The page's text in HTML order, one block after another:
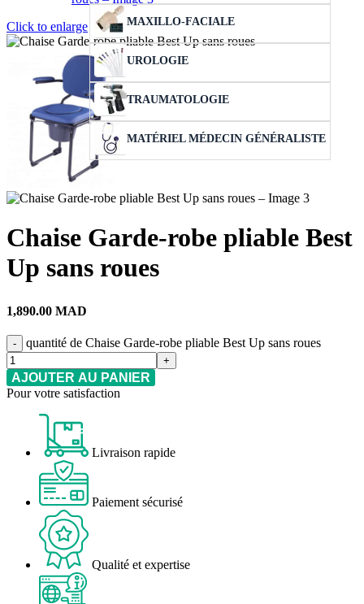
MAXILLO-FACIALE
UROLOGIE
TRAUMATOLOGIE
MATÉRIEL MÉDECIN GÉNÉRALISTE
Click to enlarge
Chaise Garde-robe pliable Best
Up sans roues
1,890.00 MAD
quantité de Chaise Garde-robe pliable Best Up sans roues
AJOUTER AU PANIER
Pour votre satisfaction
Livraison rapide
Paiement sécurisé
Qualité et expertise